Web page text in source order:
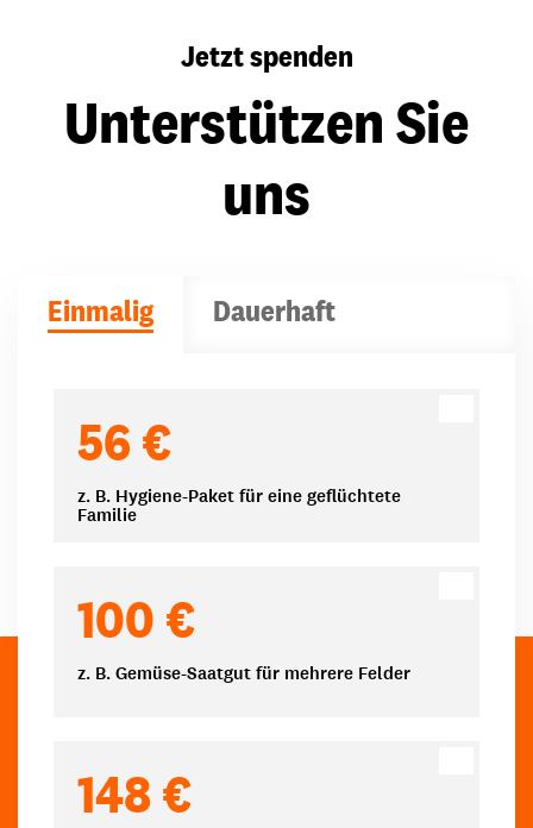
Jetzt spenden
Unterstützen Sie
uns
Einmalig Dauerhaft
56 €
z. B. Hygiene-Paket für eine geflüchtete
Familie
100 €
z. B. Gemüse-Saatgut für mehrere Felder
148 €